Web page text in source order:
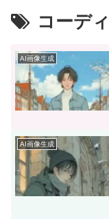
コーデ
AI画像生成
AI画像生成